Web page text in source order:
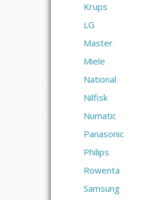
Krups
LG
Master
Miele
National
Nilfisk
Numatic
Panasonic
Philips
Rowenta
Samsung